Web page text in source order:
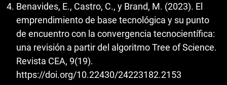
Benavides, E., Castro, C., y Brand, M. (2023). El
emprendimiento de base tecnológica y su punto
de encuentro con la convergencia tecnocientífica:
una revisión a partir del algoritmo Tree of Science.
Revista CEA, 9(19).
https://doi.org/10.22430/24223182.2153